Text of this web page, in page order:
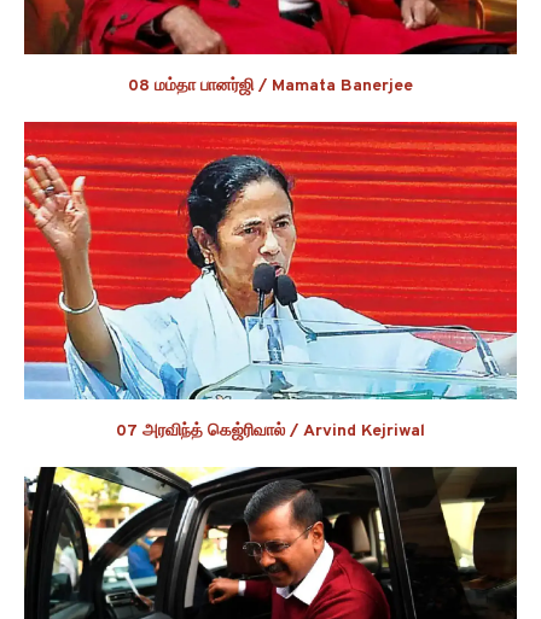
08 மம்தா பானர்ஜி / Mamata Banerjee
07 அரவிந்த் கெஜ்ரிவால் / Arvind Kejriwal